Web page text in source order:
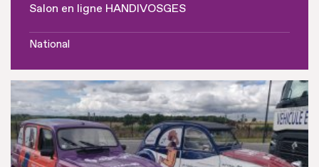
Salon en ligne HANDIVOSGES
National